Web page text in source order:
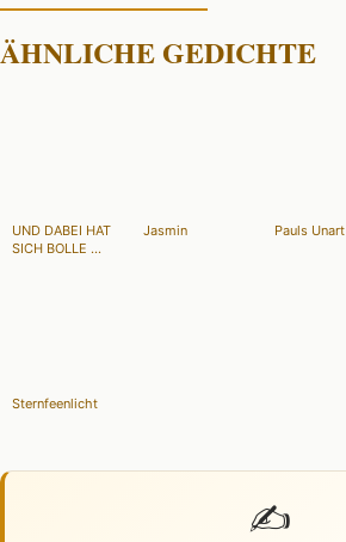
ÄHNLICHE GEDICHTE
UND DABEI HAT
SICH BOLLE ...
Jasmin Pauls Unart
Sternfeenlicht
✍️